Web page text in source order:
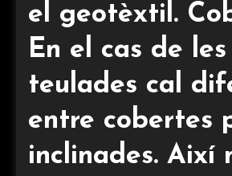
el geotèxtil.
En el cas de les
teulades cal
entre cobertes
inclinades. Així